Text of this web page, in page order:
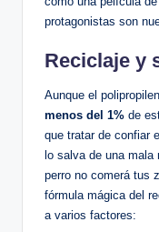
protagonistas son
Reciclaje y
Aunque el
menos del 1% de
que tratar de confiar
lo salva de una mala
perro no comerá tus
fórmula mágica del
a varios factores: